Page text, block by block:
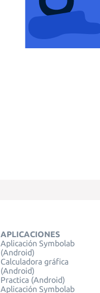
APLICACIONES
Aplicación Symbolab
(Android)
Calculadora gráfica
(Android)
Practica (Android)
Aplicación Symbolab